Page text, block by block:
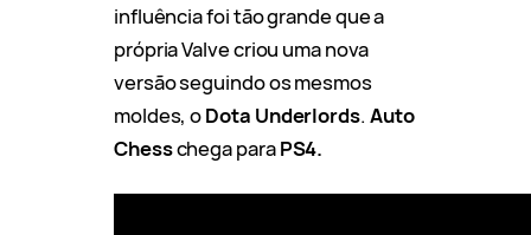
influência foi tão grande que a
própria Valve criou uma nova
versão seguindo os mesmos
moldes, oDota Underlords. Auto
Chesschega paraPS4.